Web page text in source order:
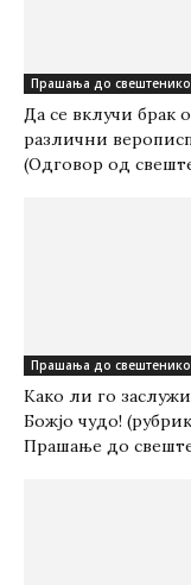
Прашања до
Да се вклучи брак
различни
(Одговор од
Прашања до
Како ли го
Божјо чудо!
Прашање до